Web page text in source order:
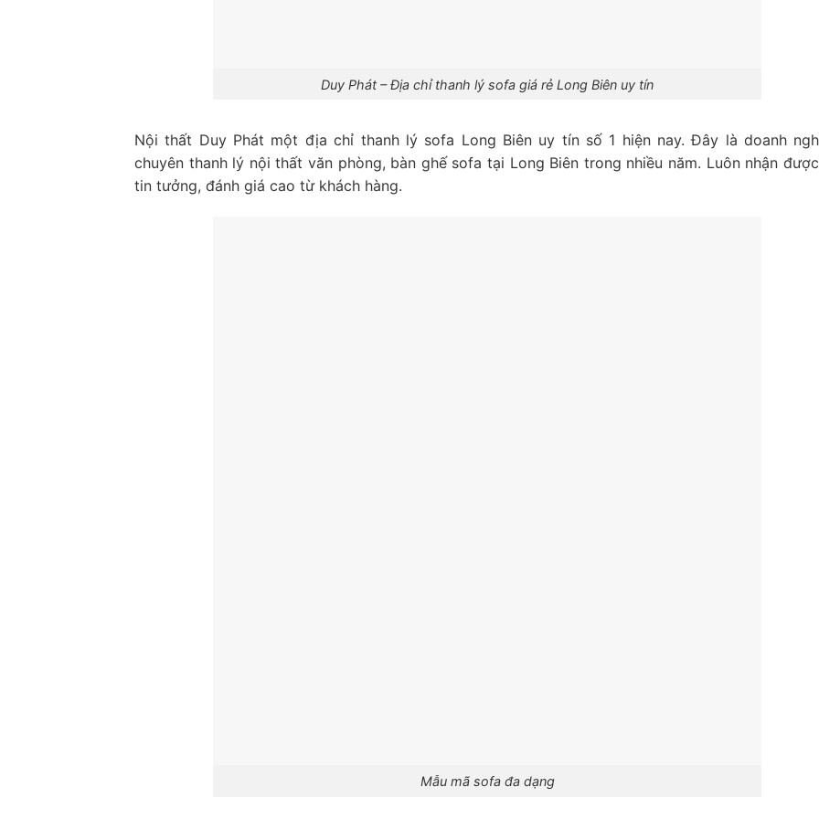
Duy Phát – Địa chỉ thanh lý sofa giá rẻ Long Biên uy tín
Nội thất Duy Phát một địa chỉ thanh lý sofa Long Biên uy tín số 1 hiện nay. Đây là doanh
chuyên thanh lý nội thất văn phòng, bàn ghế sofa tại Long Biên trong nhiều năm. Luôn nhận
tin tưởng, đánh giá cao từ khách hàng.
Mẫu mã sofa đa dạng